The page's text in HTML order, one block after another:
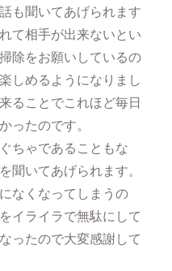
も聞いてあげられます
て相手が出来ないとい
除をお願いしているの
しめるようになりまし
ることでこれほど毎日
ったのです。
ちゃであることもな
聞いてあげられます。
なくなってしまうの
イライラで無駄にして
ったので大変感謝して